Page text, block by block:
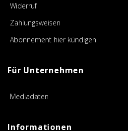
Widerruf
Zahlungsweisen
Abonnement hier kündigen
Für Unternehmen
Mediadaten
Informationen